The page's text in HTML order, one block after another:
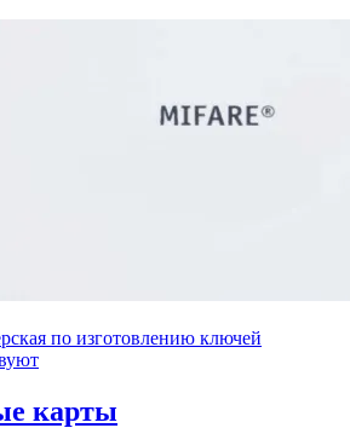
по изготовлению ключей
карты